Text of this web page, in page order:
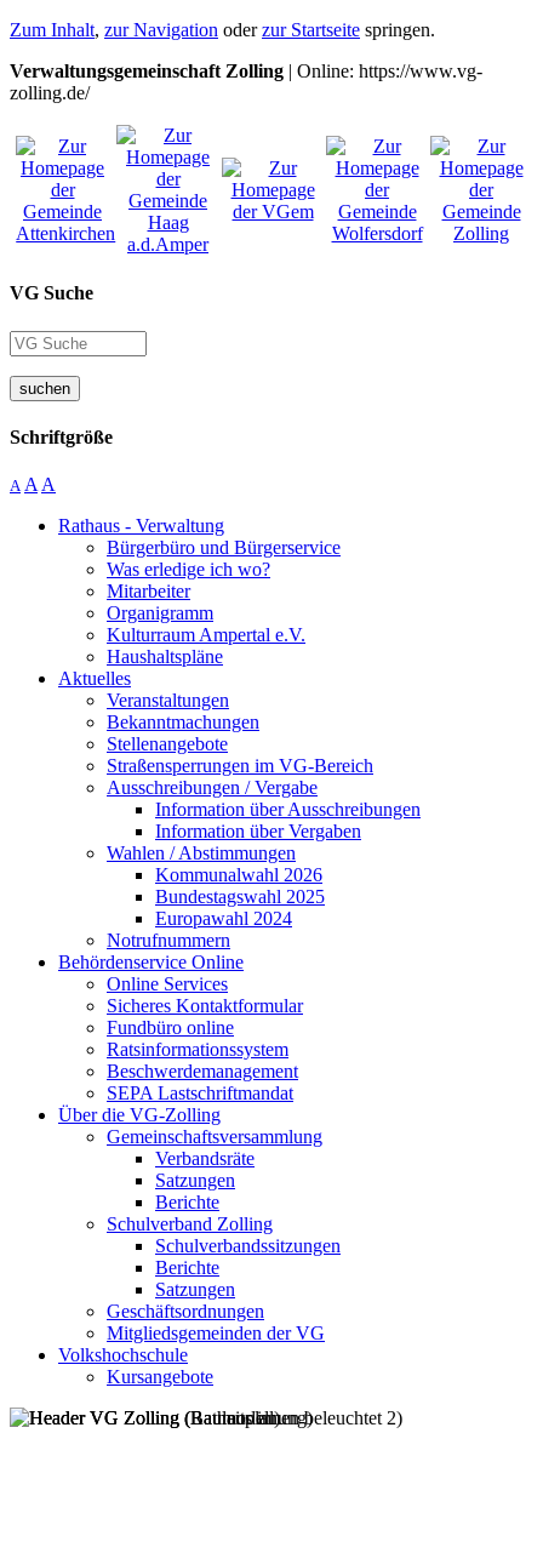
Zum Inhalt, zur Navigation oderzur Startseite springen.
Verwaltungsgemeinschaft Zolling | Online: https://www.vg-
zolling.de/
VG Suche
suchen
Schriftgröße
A A A
Rathaus - Verwaltung
Bürgerbüro und Bürgerservice
Was erledige ich wo?
Mitarbeiter
Organigramm
Kulturraum Ampertal e.V.
Haushaltspläne
Aktuelles
Veranstaltungen
Bekanntmachungen
Stellenangebote
Straßensperrungen im VG-Bereich
Ausschreibungen / Vergabe
Information über Ausschreibungen
Information über Vergaben
Wahlen / Abstimmungen
Kommunalwahl 2026
Bundestagswahl 2025
Europawahl 2024
Notrufnummern
Behördenservice Online
Online Services
Sicheres Kontaktformular
Fundbüro online
Ratsinformationssystem
Beschwerdemanagement
SEPA Lastschriftmandat
Über die VG-Zolling
Gemeinschaftsversammlung
Verbandsräte
Satzungen
Berichte
Schulverband Zolling
Schulverbandssitzungen
Berichte
Satzungen
Geschäftsordnungen
Mitgliedsgemeinden der VG
Volkshochschule
Kursangebote